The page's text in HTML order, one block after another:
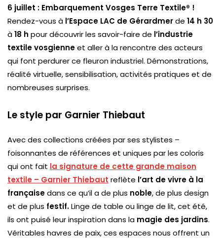
6 juillet : Embarquement Vosges Terre Textile® !
Rendez-vous à l’Espace LAC de Gérardmerde 14 h 30
à18 h pour découvrir les savoir-faire de l’industrie
textile vosgienneet aller à la rencontre des acteurs
qui font perdurer ce fleuron industriel. Démonstrations,
réalité virtuelle, sensibilisation, activités pratiques et de
nombreuses surprises.
Le style par Garnier Thiebaut
Avec des collections créées par ses stylistes –
foisonnantes de références et uniques par les coloris
qui ont fait la signature de cette grande maison
textile – Garnier Thiebaut reflète l’art de vivre à la
françaisedans ce qu’il a de plus noble, de plus design
et de plus festif.Linge de table ou linge de lit, cet été,
ils ont puisé leur inspiration dans la magie des jardins.
Véritables havres de paix, ces espaces nous offrent un